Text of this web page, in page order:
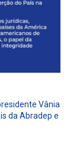
Vânia
da Abradep e